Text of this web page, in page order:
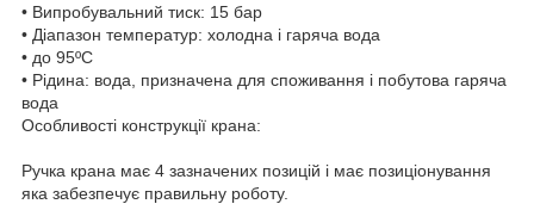
• Випробувальний тиск: 15 бар
• Діапазон температур: холодна і гаряча вода
• до 95ºC
• Рідина: вода, призначена для споживання і побутова гаряча
вода
Особливості конструкції крана:
Ручка крана має 4 зазначених позицій і має позиціонування
яка забезпечує правильну роботу.